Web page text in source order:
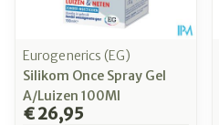
Eurogenerics (EG)
Silikom Once Spray Gel
A/Luizen 100Ml
€ 26,95